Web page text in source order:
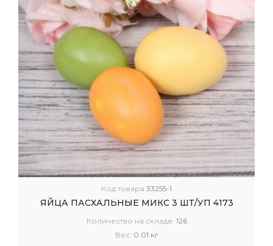
Код товара 33255-1
ЯЙЦА ПАСХАЛЬНЫЕ МИКС 3 ШТ/УП 4173
Количество на складе: 126
Вес: 0.01 кг